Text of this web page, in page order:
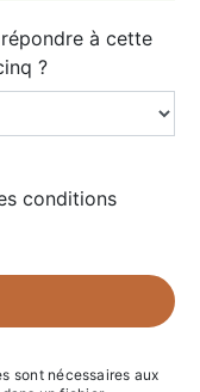
à cette
?
conditions
sont nécessaires aux